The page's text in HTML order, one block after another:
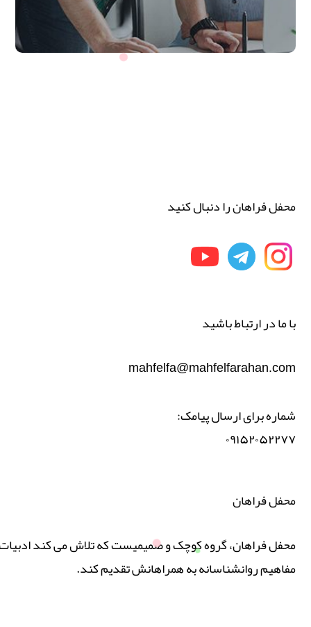
محفل فراهان را دنبال کنید
با ما در ارتباط باشید
mahfelfa@mahfelfarahan.com
شماره برای ارسال پیامک:
۰۹۱۵۲۰۵۲۲۷۷
محفل فراهان
محفل فراهان، گروه کوچک و صمیمیست که تلاش می کند ادبیات
مفاهیم روانشناسانه به همراهانش تقدیم کند.